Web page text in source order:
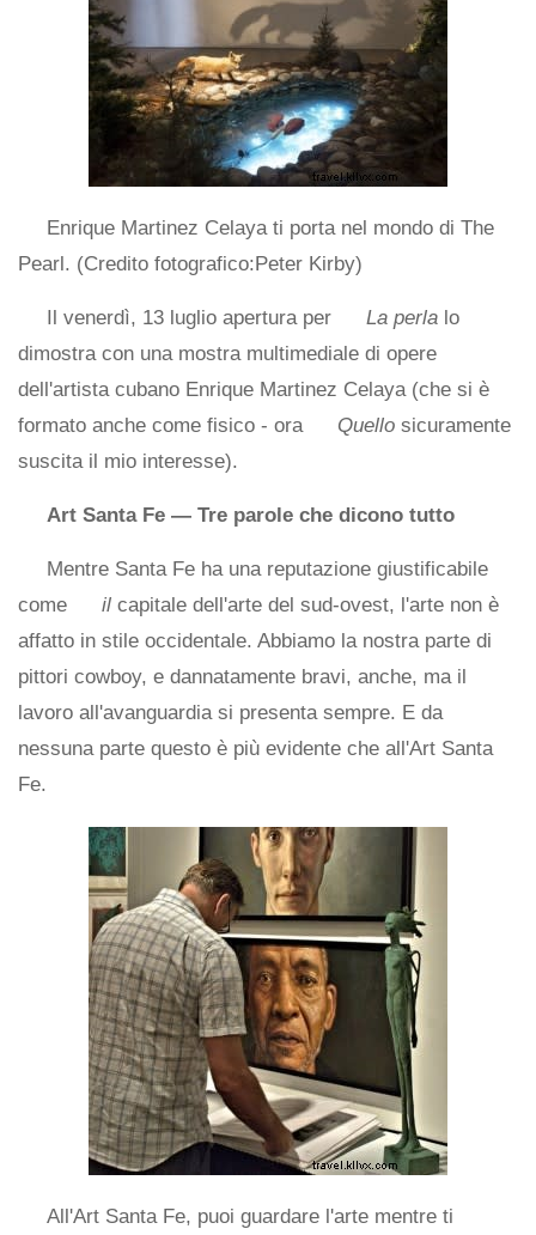
Enrique Martinez Celaya ti porta nel mondo di The
Pearl. (Credito fotografico:Peter Kirby)
Il venerdì, 13 luglio apertura per La perla lo
dimostra con una mostra multimediale di opere
dell'artista cubano Enrique Martinez Celaya (che si è
formato anche come fisico - ora
Quello sicuramente
suscita il mio interesse).
Art Santa Fe — Tre parole che dicono tutto
Mentre Santa Fe ha una reputazione giustificabile
come
il capitale dell'arte del sud-ovest, l'arte non è
affatto in stile occidentale. Abbiamo la nostra parte di
pittori cowboy, e dannatamente bravi, anche, ma il
lavoro all'avanguardia si presenta sempre. E da
nessuna parte questo è più evidente che all'Art Santa
Fe.
All'Art Santa Fe, puoi guardare l'arte mentre ti